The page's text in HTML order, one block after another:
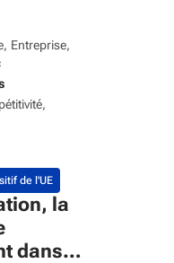
Entreprise
de l'UE
la
dans